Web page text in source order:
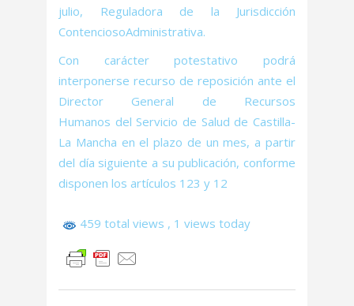
julio, Reguladora de la Jurisdicción
ContenciosoAdministrativa.
Con carácter potestativo podrá
interponerse recurso de reposición ante el
Director General de Recursos
Humanos del Servicio de Salud de Castilla-
La Mancha en el plazo de un mes, a partir
del día siguiente a su publicación, conforme
disponen los artículos 123 y 12
459 total views , 1 views today